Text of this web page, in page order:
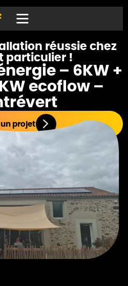
réussie chez
particulier !
– 6KW +
ecoflow –
projet